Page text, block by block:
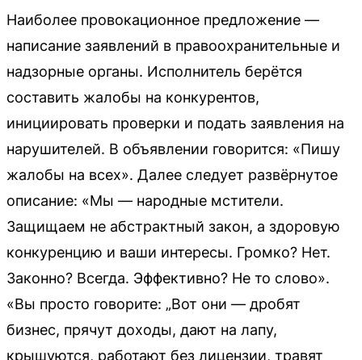
Наиболее провокационное предложение —
написание заявлений в правоохранительные и
надзорные органы. Исполнитель берётся
составить жалобы на конкурентов,
инициировать проверки и подать заявления на
нарушителей. В объявлении говорится: «Пишу
жалобы на всех». Далее следует развёрнутое
описание: «Мы — народные мстители.
Защищаем не абстрактный закон, а здоровую
конкуренцию и ваши интересы. Громко? Нет.
Законно? Всегда. Эффективно? Не то слово».
«Вы просто говорите: „Вот они — дробят
бизнес, прячут доходы, дают на лапу,
крышуются, работают без лицензии, травят